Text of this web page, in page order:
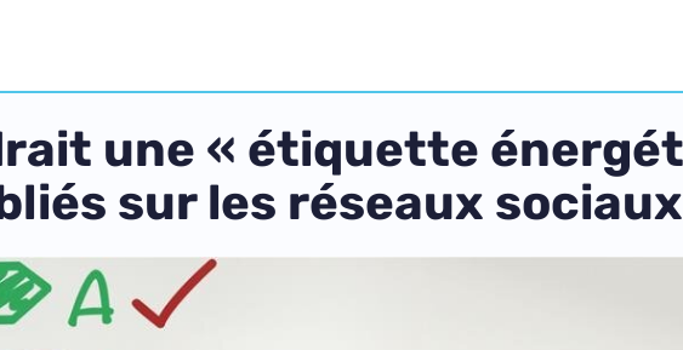
une « étiquette
sur les réseaux sociaux